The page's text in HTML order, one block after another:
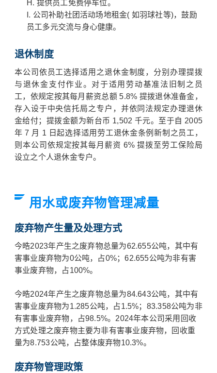
提供员工免费停车位。
公司补助社团活动场地租金( 如羽球社等)，鼓励
员工多元交流与身心健康。
退休制度
本公司依员工选择适用之退休金制度，分别办理提拨
与退休金支付作业。对于适用劳动基准法旧制之员
工，依规定按其每月薪资总额 5.8% 提拨退休准备金，
存入设于中央信托局之专户，并依同法规定办理退休
金给付；提拨金额为新台币 1,502 千元。至于自 2005
年 7 月 1 日起选择适用劳工退休金条例新制之员工，
则本公司依规定按其每月薪资 6% 提拨至劳工保险局
设立之个人退休金专户。
用水或废弃物管理减量
废弃物产生量及处理方式
今晧2023年产生之废弃物总量为62.655公吨，其中有
害事业废弃物为0公吨，占0%；62.655公吨为非有害
事业废弃物，占100%。
今晧2024年产生之废弃物总量为84.643公吨，其中有
害事业废弃物为1.285公吨，占1.5%；83.358公吨为非
有害事业废弃物，占98.5%。2024年本公司采用回收
方式处理之废弃物主要为非有害事业废弃物，回收重
量为8.753公吨，占整体废弃物10.3%。
废弃物管理政策